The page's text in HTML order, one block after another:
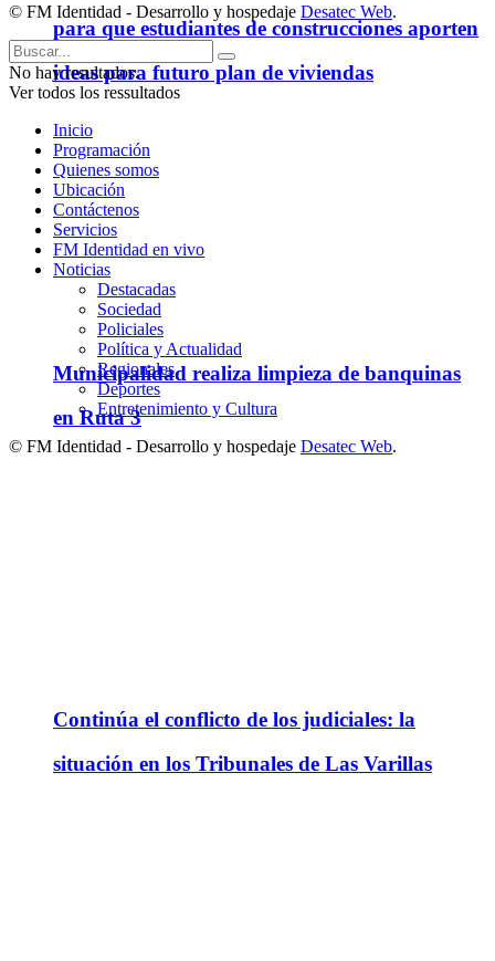
para que estudiantes de construcciones aporten
ideas para futuro plan de viviendas
Municipalidad realiza limpieza de banquinas
en Ruta 3
Continúa el conflicto de los judiciales: la
situación en los Tribunales de Las Varillas
© FM Identidad - Desarrollo y hospedaje Desatec Web.
No hay resultados.
Ver todos los ressultados
Inicio
Programación
Quienes somos
Ubicación
Contáctenos
Servicios
FM Identidad en vivo
Noticias
Destacadas
Sociedad
Policiales
Política y Actualidad
Regionales
Deportes
Entretenimiento y Cultura
© FM Identidad - Desarrollo y hospedaje Desatec Web.